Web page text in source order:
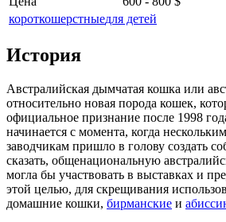
короткошерстныедля детей
История
Австралийская дымчатая кошка или
относительно новая порода кошек,
официальное признание после 1998
начинается с момента, когда
заводчикам пришло в голову создать
сказать, общенациональную
могла бы участвовать в выставках и
этой целью, для скрещивания
домашние кошки, бирманские и